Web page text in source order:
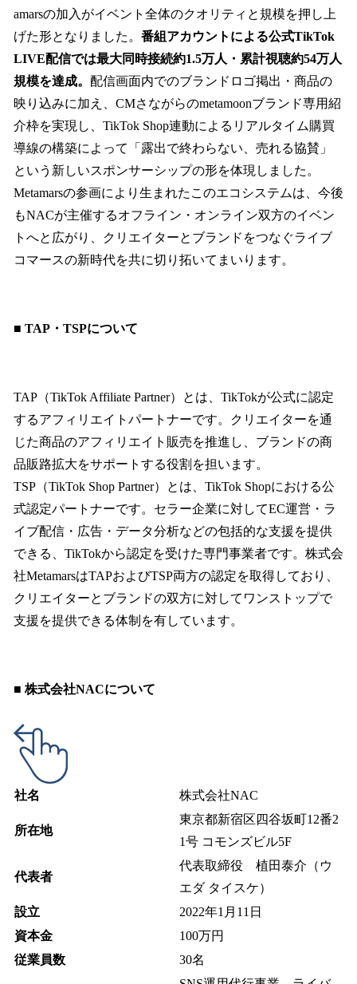
amarsの加入がイベント全体のクオリティと規模を押し上
げた形となりました。 番組アカウントによる公式TikTok
LIVE配信では最大同時接続約1.5万人・累計視聴約54万人
規模を達成。 配信画面内でのブランドロゴ掲出・商品の
映り込みに加え、CMさながらのmetamoonブランド専用紹
介枠を実現し、TikTok Shop連動によるリアルタイム購買
導線の構築によって「露出で終わらない、売れる協賛」
という新しいスポンサーシップの形を体現しました。
Metamarsの参画により生まれたこのエコシステムは、今後
もNACが主催するオフライン・オンライン双方のイベン
トへと広がり、クリエイターとブランドをつなぐライブ
コマースの新時代を共に切り拓いてまいります。
■ TAP・TSPについて
TAP（TikTok Affiliate Partner）とは、TikTokが公式に認定
するアフィリエイトパートナーです。クリエイターを通
じた商品のアフィリエイト販売を推進し、ブランドの商
品販路拡大をサポートする役割を担います。
TSP（TikTok Shop Partner）とは、TikTok Shopにおける公
式認定パートナーです。セラー企業に対してEC運営・ラ
イブ配信・広告・データ分析などの包括的な支援を提供
できる、TikTokから認定を受けた専門事業者です。株式会
社MetamarsはTAPおよびTSP両方の認定を取得しており、
クリエイターとブランドの双方に対してワンストップで
支援を提供できる体制を有しています。
■ 株式会社NACについて
社名 株式会社NAC
所在地
東京都新宿区四谷坂町12番2
1号 コモンズビル5F
代表者
代表取締役 植田泰介（ウ
エダ タイスケ）
設立
2022年1月11日
資本金
100万円
従業員数
30名